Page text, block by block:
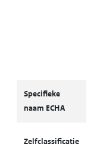
Specifieke
naam ECHA
Zelfclassificatie